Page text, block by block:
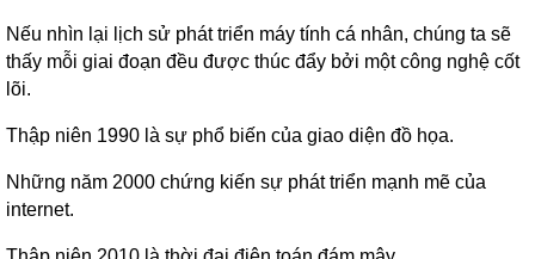
Nếu nhìn lại lịch sử phát triển máy tính cá nhân, chúng ta sẽ
thấy mỗi giai đoạn đều được thúc đẩy bởi một công nghệ cốt
lõi.
Thập niên 1990 là sự phổ biến của giao diện đồ họa.
Những năm 2000 chứng kiến sự phát triển mạnh mẽ của
internet.